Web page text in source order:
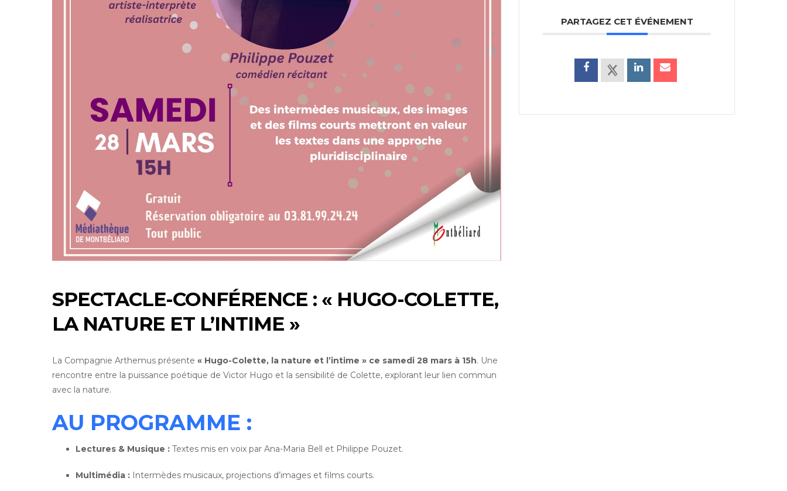
SPECTACLE-CONFÉRENCE : « HUGO-COLETTE,
LA NATURE ET L’INTIME »
La Compagnie Arthemus présente « Hugo-Colette, la nature et l’intime » ce samedi 28 mars à 15h. Une
rencontre entre la puissance poétique de Victor Hugo et la sensibilité de Colette, explorant leur lien commun
avec la nature.
AU PROGRAMME :
Lectures & Musique : Textes mis en voix par Ana-Maria Bell et Philippe Pouzet.
Multimédia : Intermèdes musicaux, projections d’images et films courts.
PARTAGEZ CET ÉVÉNEMENT